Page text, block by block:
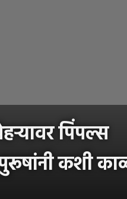
पिंपल्स
कशी